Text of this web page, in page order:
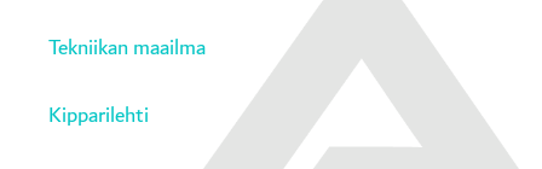
Tekniikan maailma
Kipparilehti